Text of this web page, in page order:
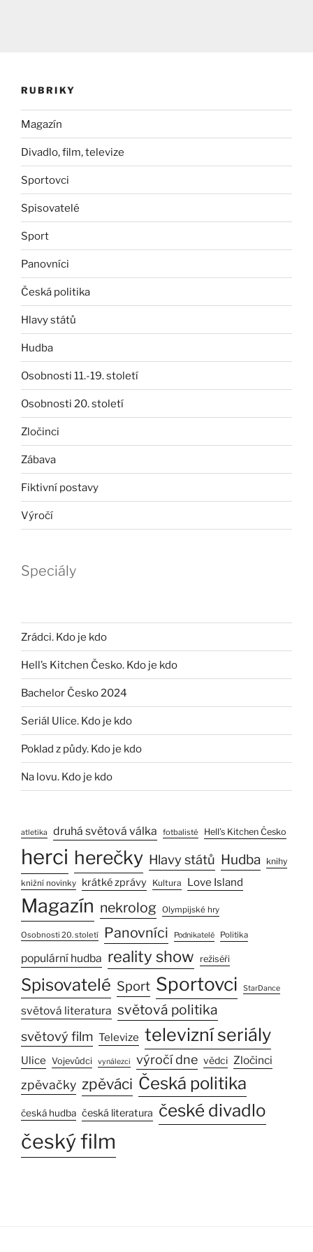
RUBRIKY
Magazín
Divadlo, film, televize
Sportovci
Spisovatelé
Sport
Panovníci
Česká politika
Hlavy států
Hudba
Osobnosti 11.-19. století
Osobnosti 20. století
Zločinci
Zábava
Fiktivní postavy
Výročí
Speciály
Zrádci. Kdo je kdo
Hell’s Kitchen Česko. Kdo je kdo
Bachelor Česko 2024
Seriál Ulice. Kdo je kdo
Poklad z půdy. Kdo je kdo
Na lovu. Kdo je kdo
atletika druhá světová válka fotbalisté Hell’s Kitchen Česko
herci herečky Hlavy států Hudba knihy
knižní novinky krátké zprávy Kultura Love Island
Magazín nekrolog Olympijské hry
Osobnosti 20. století Panovníci Podnikatelé Politika
populární hudba reality show režiséři
Spisovatelé Sport Sportovci StarDance
světová literatura světová politika
světový film Televize televizní seriály
Ulice Vojevůdci vynálezci výročí dne vědci Zločinci
zpěvačky zpěváci Česká politika
česká hudba česká literatura české divadlo
český film